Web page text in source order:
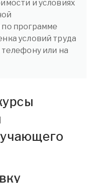
и условиях
программе
условий труда
или на